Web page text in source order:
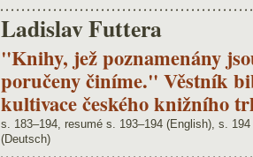
Ladislav Futtera
"Knihy, jež poznamenány
poručeny činíme." Věstník
kultivace českého knižního
s. 183–194, resumé s. 193–194 (English), s. 194
(Deutsch)